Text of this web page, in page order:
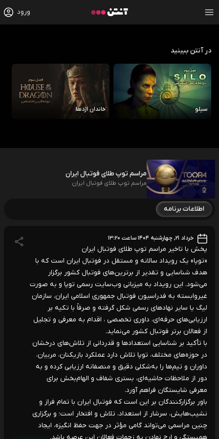
ورود
در آنتن ببینید
سیلو خاندان اژدها
مراسم توپ طلای فوتبال ایران
مراسم توپ طلای فوتبال ایران
اطلاعات برنامه
خرداد ۲۱, چهارشنبه ۱۴۰۴ ساعت ۱۳:۲۰
پخش با تاخیر مراسم توپ طلای فوتبال ایران
«توپا» یک رویداد سالانه و مستقل در فوتبال ایران است که با
هدف شناسایی و تقدیر از برترین‌های فوتبال کشور برگزار
می‌شود. این رویداد به میزبانی وب‌سایت رسمی توپا و به صورت
غیروابسته به فدراسیون فوتبال جمهوری اسلامی ایران، سازمان
لیگ یا سایر نهادهای رسمی شکل گرفته و صرفاً با تکیه بر
ارزیابی‌های حرفه‌ای، داوری تخصصی ، اقدام به معرفی و تجلیل
از فعالان برتر فوتبال کشور می‌نماید.
با تأکید بر شناسایی استعدادها و قدردانی از تلاش‌های درخشان
در حوزه‌های مختلف، توپا تلاش دارد عملکرد بازیکنان، مربیان،
داوران و تیم‌ها را به‌شکلی دقیق و منصفانه ارزیابی کرده و به
دور از ملاحظات حاشیه‌ای، بستری شفاف و الهام‌بخش برای
معرفی شایستگان فراهم آورد.
باور برگزارکنندگان بر این است که فوتبال ایران با تمام فراز و
نشیب‌هایش، سرشار از استعداد، تلاش و افتخار است؛ و برگزاری
چنین مراسمی می‌تواند گامی مؤثر در جهت حفظ انگیزه، ایجاد